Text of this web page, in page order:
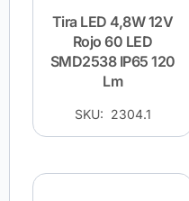
Tira LED 4,8W 12V
Rojo 60 LED
SMD2538 IP65 120
Lm
SKU: 2304.1